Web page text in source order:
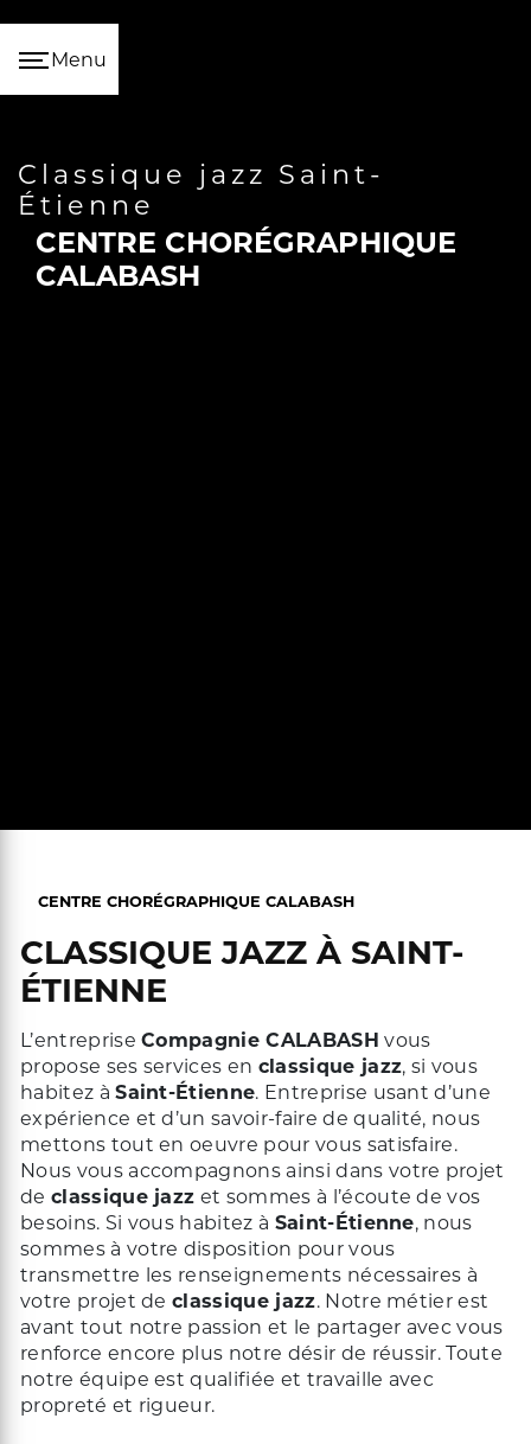
Menu
classique jazz Saint-
Étienne
CENTRE CHORÉGRAPHIQUE
CALABASH
CENTRE CHORÉGRAPHIQUE CALABASH
CLASSIQUE JAZZ À SAINT-
ÉTIENNE
L’entrepriseCompagnie CALABASH vous
propose ses services en classique jazz, si vous
habitez àSaint-Étienne. Entreprise usant d’une
expérience et d’un savoir-faire de qualité, nous
mettons tout en oeuvre pour vous satisfaire.
Nous vous accompagnons ainsi dans votre projet
de classique jazz et sommes à l’écoute de vos
besoins. Si vous habitez à Saint-Étienne, nous
sommes à votre disposition pour vous
transmettre les renseignements nécessaires à
votre projet declassique jazz. Notre métier est
avant tout notre passion et le partager avec vous
renforce encore plus notre désir de réussir. Toute
notre équipe est qualifiée et travaille avec
propreté et rigueur.